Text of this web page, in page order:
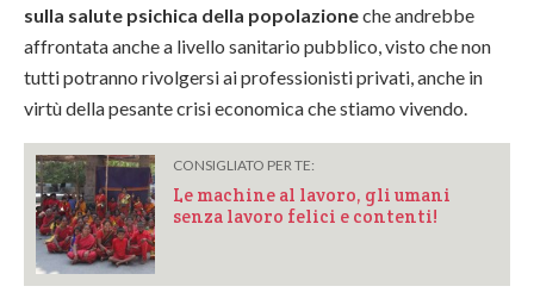
sulla salute psichica della popolazioneche andrebbe
affrontata anche a livello sanitario pubblico, visto che non
tutti potranno rivolgersi ai professionisti privati, anche in
virtù della pesante crisi economica che stiamo vivendo.
CONSIGLIATO PER TE:
Le machine al lavoro, gli umani
senza lavoro felici e contenti!